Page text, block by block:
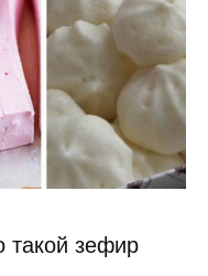
такой зефир